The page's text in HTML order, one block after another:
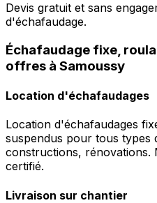
Devis gratuit et sans
d'échafaudage.
Échafaudage fixe,
offres à Samoussy
Location d'échafaudages
Location d'échafaudages
suspendus pour tous types
constructions, rénovations.
certifié.
Livraison sur chantier